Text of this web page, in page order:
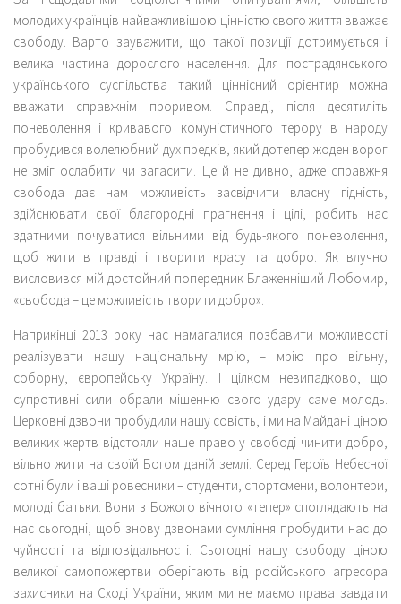
молодих українців найважливішою цінністю свого життя вважає
свободу. Варто зауважити, що такої позиції дотримується і
велика частина дорослого населення. Для пострадянського
українського суспільства такий ціннісний орієнтир можна
вважати справжнім проривом. Справді, після десятиліть
поневолення і кривавого комуністичного терору в народу
пробудився волелюбний дух предків, який дотепер жоден ворог
не зміг ослабити чи загасити. Це й не дивно, адже справжня
свобода дає нам можливість засвідчити власну гідність,
здійснювати свої благородні прагнення і цілі, робить нас
здатними почуватися вільними від будь-якого поневолення,
щоб жити в правді і творити красу та добро. Як влучно
висловився мій достойний попередник Блаженніший Любомир,
«свобода – це можливість творити добро».
Наприкінці 2013 року нас намагалися позбавити можливості
реалізувати нашу національну мрію, – мрію про вільну,
соборну, європейську Україну. І цілком невипадково, що
супротивні сили обрали мішенню свого удару саме молодь.
Церковні дзвони пробудили нашу совість, і ми на Майдані ціною
великих жертв відстояли наше право у свободі чинити добро,
вільно жити на своїй Богом даній землі. Серед Героїв Небесної
сотні були і ваші ровесники – студенти, спортсмени, волонтери,
молоді батьки. Вони з Божого вічного «тепер» споглядають на
нас сьогодні, щоб знову дзвонами сумління пробудити нас до
чуйності та відповідальності. Сьогодні нашу свободу ціною
великої самопожертви оберігають від російського агресора
захисники на Сході України, яким ми не маємо права завдати